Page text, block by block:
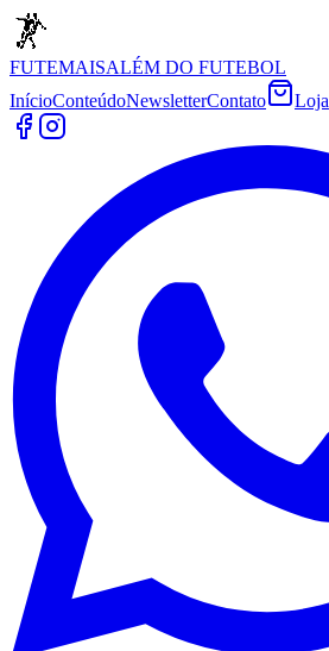
FUTEMAISALÉM DO FUTEBOL
InícioConteúdoNewsletterContato Loja